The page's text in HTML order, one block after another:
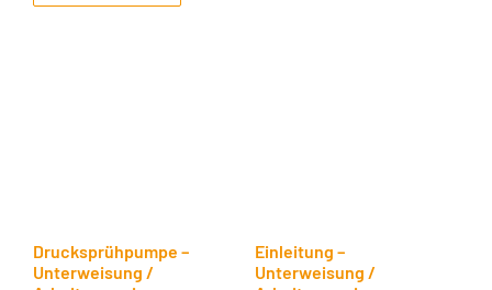
Drucksprühpumpe –
Unterweisung /
Einleitung –
Unterweisung /